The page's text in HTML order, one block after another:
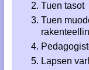
Tuen tasot
Tuen
Lapsen